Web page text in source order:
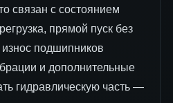
связан с состоянием
прямой пуск без
износ подшипников
и дополнительные
гидравлическую часть —